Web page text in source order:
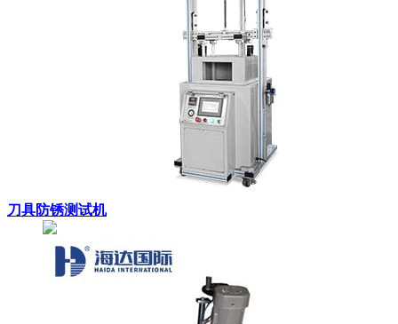
刀具防锈测试机